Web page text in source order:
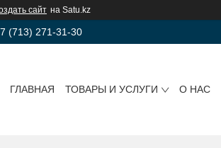
сайт на Satu.kz
(713) 271-31-30
ГЛАВНАЯ ТОВАРЫ И УСЛУГИ О НАС